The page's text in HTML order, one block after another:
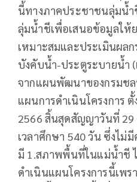
นี้ทางภาคประชาชนลุ่มน้ำ
ลุ่มน้ำชีเพื่อเสนอข้อมูลให้
เหมาะสมและประเมินผล
บังคับน้ำ-ประตูระบายน้ำ
จากแผนพัฒนาของกรมชล
แผนการดำเนินโครงการ
2566 สิ้นสุดสัญญาวันที่ 29
เวลาศึกษา 540 วัน ซึ่งไม่
มี 1.สภาพพื้นที่ในแม่น้ำชี
ดำเนินแผนโครงการนี้เพ